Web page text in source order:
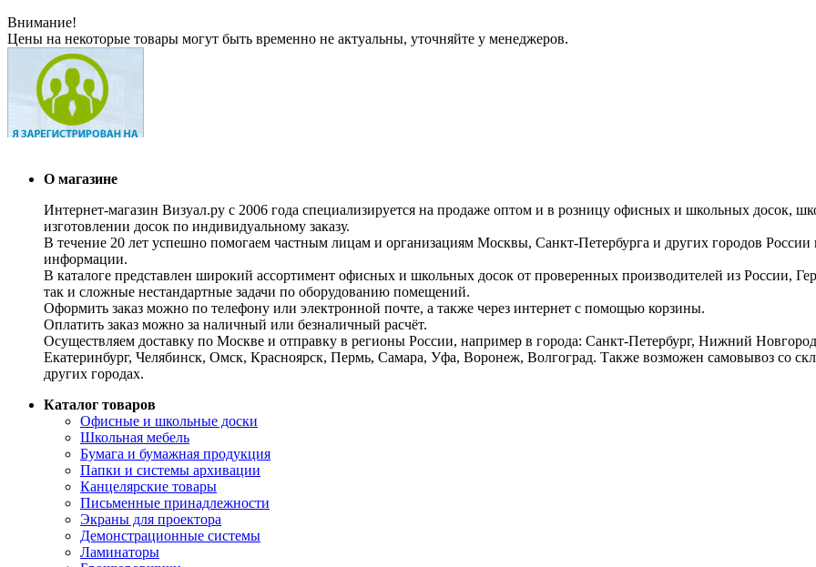
Внимание!
Цены на некоторые товары могут быть временно не актуальны, уточняйте у менеджеров.
О магазине
Интернет-магазин Визуал.ру с 2006 года специализируется на продаже оптом и в розницу офисных и школьных досок,
изготовлении досок по индивидуальному заказу.
В течение 20 лет успешно помогаем частным лицам и организациям Москвы, Санкт-Петербурга и других городов
информации.
В каталоге представлен широкий ассортимент офисных и школьных досок от проверенных производителей из
так и сложные нестандартные задачи по оборудованию помещений.
Оформить заказ можно по телефону или электронной почте, а также через интернет с помощью корзины.
Оплатить заказ можно за наличный или безналичный расчёт.
Осуществляем доставку по Москве и отправку в регионы России, например в города: Санкт-Петербург, Нижний
Екатеринбург, Челябинск, Омск, Красноярск, Пермь, Самара, Уфа, Воронеж, Волгоград. Также возможен самовывоз со
других городах.
Каталог товаров
Офисные и школьные доски
Школьная мебель
Бумага и бумажная продукция
Папки и системы архивации
Канцелярские товары
Письменные принадлежности
Экраны для проектора
Демонстрационные системы
Ламинаторы